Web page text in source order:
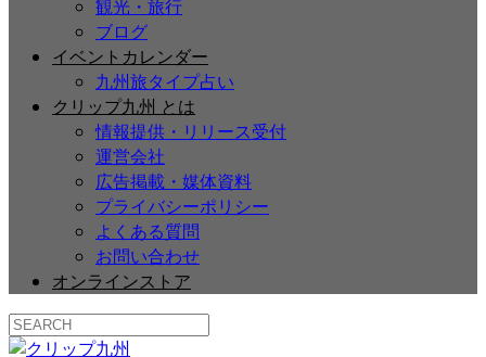
観光・旅行
ブログ
イベントカレンダー
九州旅タイプ占い
クリップ九州 とは
情報提供・リリース受付
運営会社
広告掲載・媒体資料
プライバシーポリシー
よくある質問
お問い合わせ
オンラインストア